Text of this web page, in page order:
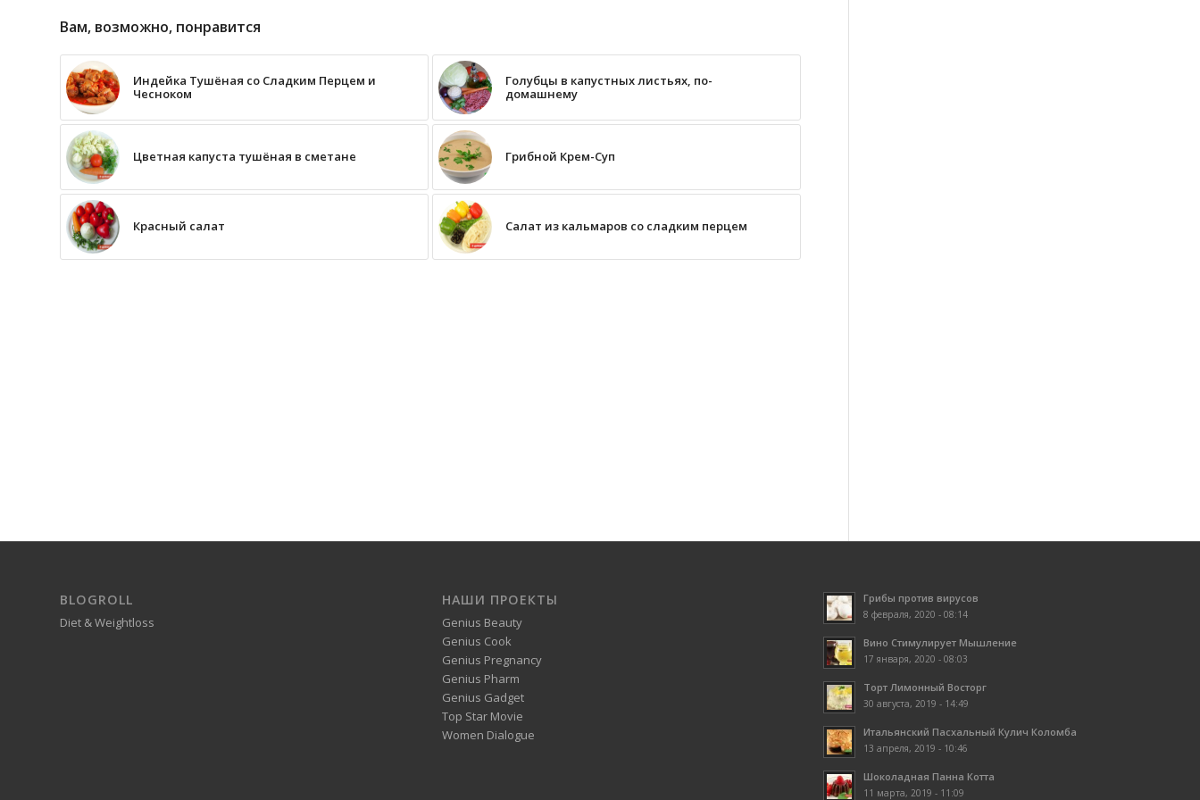
Вам, возможно, понравится
Индейка Тушёная со Сладким Перцем и
Чесноком
Голубцы в капустных листьях, по-
домашнему
Цветная капуста тушёная в сметане Грибной Крем-Суп
Красный салат Салат из кальмаров со сладким перцем
BLOGROLL
Diet & Weightloss
НАШИ ПРОЕКТЫ
Genius Beauty
Genius Cook
Genius Pregnancy
Genius Pharm
Genius Gadget
Top Star Movie
Women Dialogue
Грибы против вирусов
8 февраля, 2020 - 08:14
Вино Стимулирует Мышление
17 января, 2020 - 08:03
Торт Лимонный Восторг
30 августа, 2019 - 14:49
Итальянский Пасхальный Кулич Коломба
13 апреля, 2019 - 10:46
Шоколадная Панна Котта
11 марта, 2019 - 11:09